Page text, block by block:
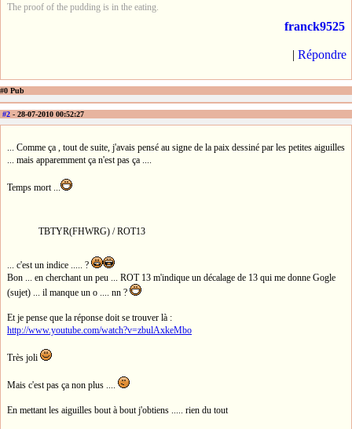
The proof of the pudding is in the eating.
franck9525
| Répondre
#0 Pub
#2 - 28-07-2010 00:52:27
... Comme ça , tout de suite, j'avais pensé au signe de la paix dessiné par les petites aiguilles
... mais apparemment ça n'est pas ça ....
Temps mort ...
TBTYR(FHWRG) / ROT13
... c'est un indice ..... ?
Bon ... en cherchant un peu ... ROT 13 m'indique un décalage de 13 qui me donne Gogle
(sujet) ... il manque un o .... nn ?
Et je pense que la réponse doit se trouver là :
http://www.youtube.com/watch?v=zbulAxkeMbo
Très joli
Mais c'est pas ça non plus ....
En mettant les aiguilles bout à bout j'obtiens ..... rien du tout